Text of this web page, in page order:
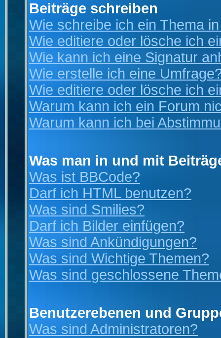
Beiträge schreiben
Wie schreibe ich ein Thema
Wie editiere oder lösche ich
Wie kann ich eine Signatur
Wie erstelle ich eine
Wie editiere oder lösche ich
Warum kann ich ein Forum
Warum kann ich bei
Was man in und mit
Was ist BBCode?
Darf ich HTML benutzen?
Was sind Smilies?
Darf ich Bilder einfügen?
Was sind Ankündigungen?
Was sind Wichtige Themen?
Was sind geschlossene
Benutzerebenen und
Was sind Administratoren?